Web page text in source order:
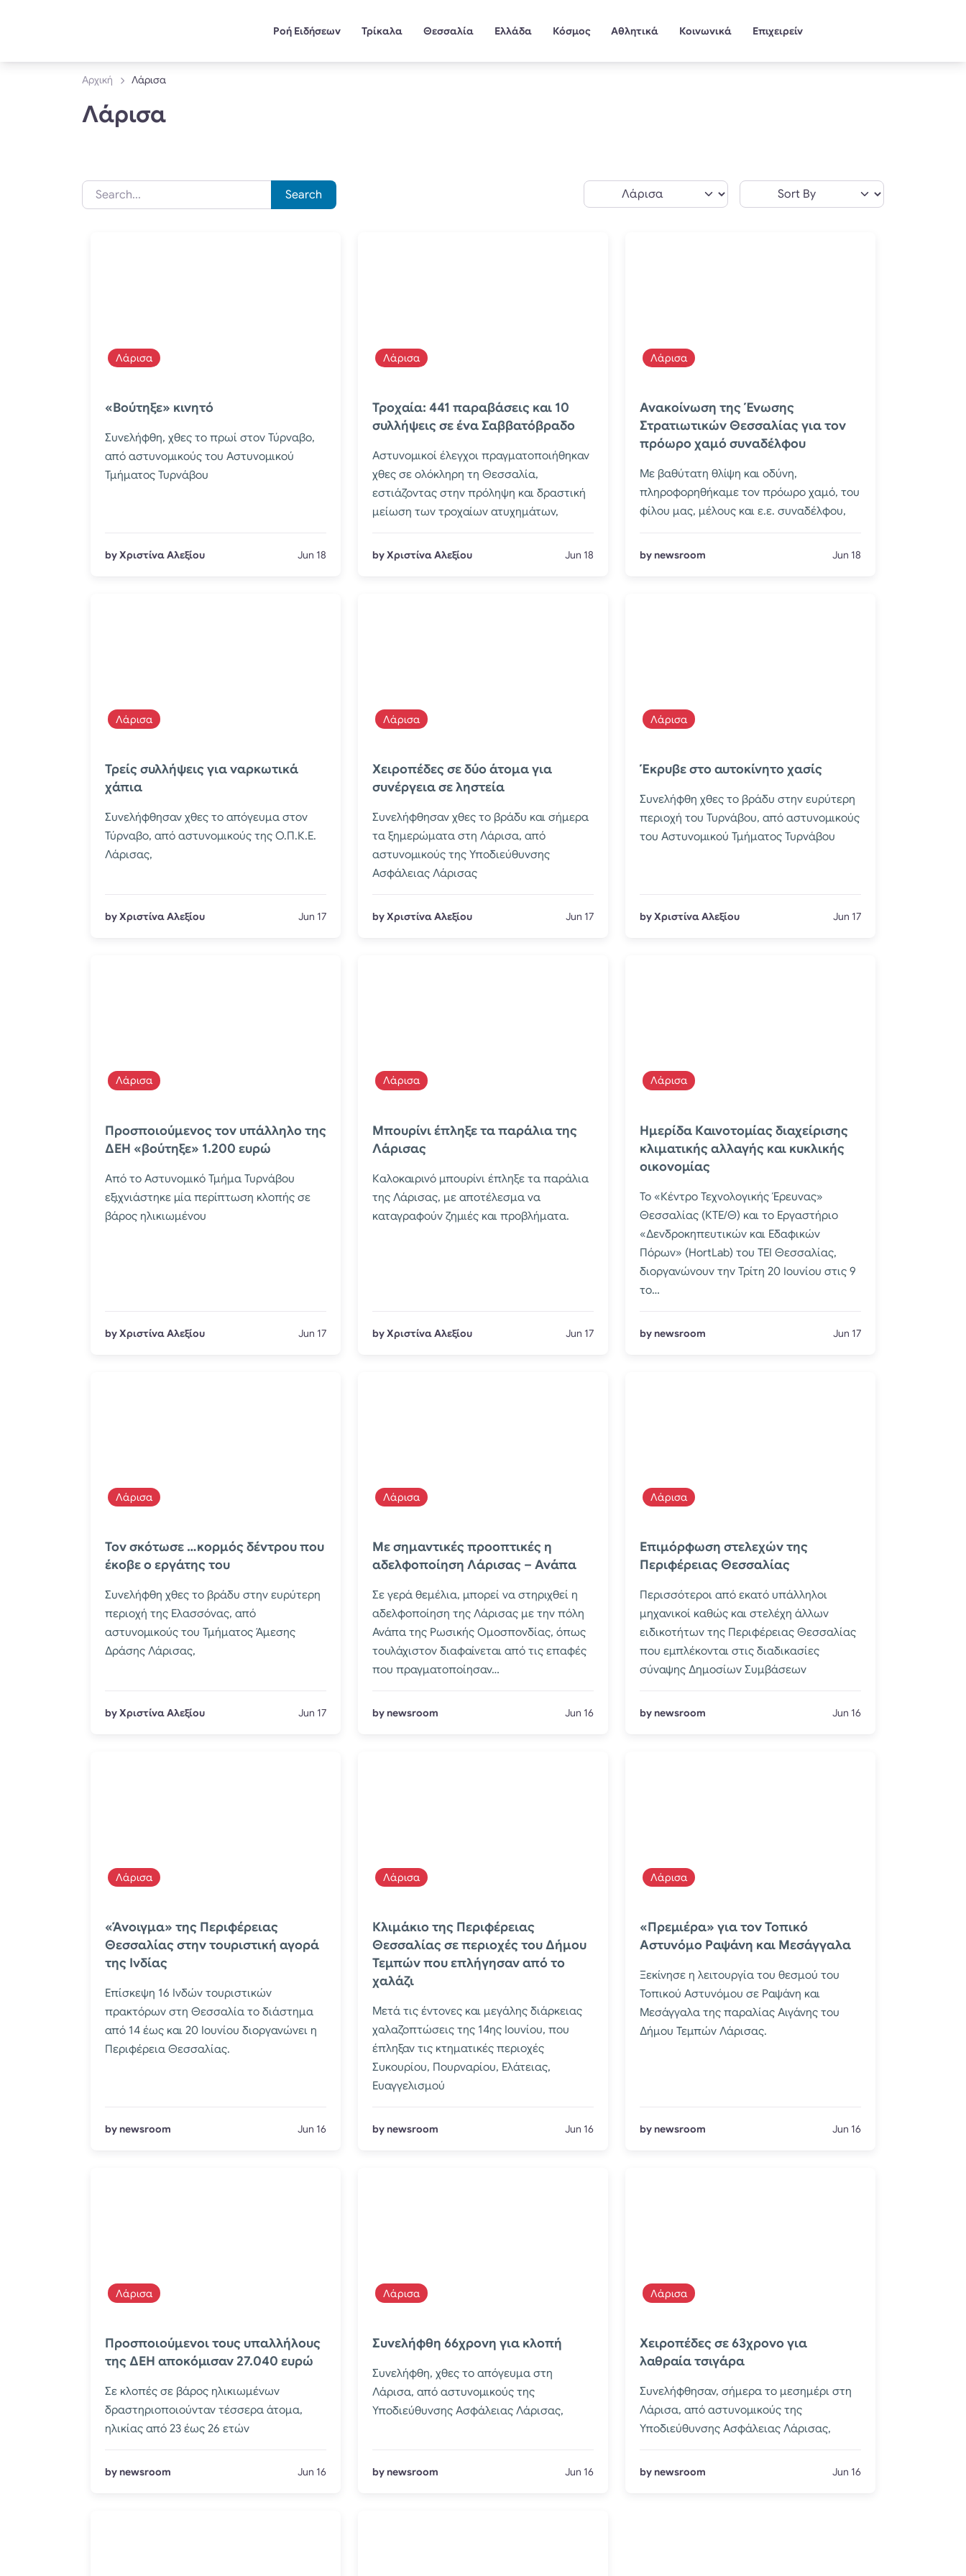
Ροή Ειδήσεων Τρίκαλα Θεσσαλία Ελλάδα Κόσμος Αθλητικά Κοινωνικά Επιχειρείν
Αρχική Λάρισα
Λάρισα
Search
Λάρισα
«Βούτηξε» κινητό
Συνελήφθη, χθες το πρωί στον Τύρναβο,
από αστυνομικούς του Αστυνομικού
Τμήματος Τυρνάβου
by Χριστίνα Αλεξίου Jun 18
Λάρισα
Τροχαία: 441 παραβάσεις και 10
συλλήψεις σε ένα Σαββατόβραδο
Αστυνομικοί έλεγχοι πραγματοποιήθηκαν
χθες σε ολόκληρη τη Θεσσαλία,
εστιάζοντας στην πρόληψη και δραστική
μείωση των τροχαίων ατυχημάτων,
by Χριστίνα Αλεξίου Jun 18
Λάρισα
Ανακοίνωση της Ένωσης
Στρατιωτικών Θεσσαλίας για τον
πρόωρο χαμό συναδέλφου
Με βαθύτατη θλίψη και οδύνη,
πληροφορηθήκαμε τον πρόωρο χαμό, του
φίλου μας, μέλους και ε.ε. συναδέλφου,
by newsroom Jun 18
Λάρισα
Τρείς συλλήψεις για ναρκωτικά
χάπια
Συνελήφθησαν χθες το απόγευμα στον
Τύρναβο, από αστυνομικούς της Ο.Π.Κ.Ε.
Λάρισας,
by Χριστίνα Αλεξίου Jun 17
Λάρισα
Χειροπέδες σε δύο άτομα για
συνέργεια σε ληστεία
Συνελήφθησαν χθες το βράδυ και σήμερα
τα ξημερώματα στη Λάρισα, από
αστυνομικούς της Υποδιεύθυνσης
Ασφάλειας Λάρισας
by Χριστίνα Αλεξίου Jun 17
Λάρισα
Έκρυβε στο αυτοκίνητο χασίς
Συνελήφθη χθες το βράδυ στην ευρύτερη
περιοχή του Τυρνάβου, από αστυνομικούς
του Αστυνομικού Τμήματος Τυρνάβου
by Χριστίνα Αλεξίου Jun 17
Λάρισα
Προσποιούμενος τον υπάλληλο της
ΔΕΗ «βούτηξε» 1.200 ευρώ
Από το Αστυνομικό Τμήμα Τυρνάβου
εξιχνιάστηκε μία περίπτωση κλοπής σε
βάρος ηλικιωμένου
by Χριστίνα Αλεξίου Jun 17
Λάρισα
Μπουρίνι έπληξε τα παράλια της
Λάρισας
Καλοκαιρινό μπουρίνι έπληξε τα παράλια
της Λάρισας, με αποτέλεσμα να
καταγραφούν ζημιές και προβλήματα.
by Χριστίνα Αλεξίου Jun 17
Λάρισα
Ημερίδα Καινοτομίας διαχείρισης
κλιματικής αλλαγής και κυκλικής
οικονομίας
Το «Κέντρο Τεχνολογικής Έρευνας»
Θεσσαλίας (ΚΤΕ/Θ) και το Εργαστήριο
«Δενδροκηπευτικών και Εδαφικών
Πόρων» (HortLab) του ΤΕΙ Θεσσαλίας,
διοργανώνουν την Τρίτη 20 Ιουνίου στις 9
το…
by newsroom Jun 17
Λάρισα
Τον σκότωσε …κορμός δέντρου που
έκοβε ο εργάτης του
Συνελήφθη χθες το βράδυ στην ευρύτερη
περιοχή της Ελασσόνας, από
αστυνομικούς του Τμήματος Άμεσης
Δράσης Λάρισας,
by Χριστίνα Αλεξίου Jun 17
Λάρισα
Με σημαντικές προοπτικές η
αδελφοποίηση Λάρισας – Ανάπα
Σε γερά θεμέλια, μπορεί να στηριχθεί η
αδελφοποίηση της Λάρισας με την πόλη
Ανάπα της Ρωσικής Ομοσπονδίας, όπως
τουλάχιστον διαφαίνεται από τις επαφές
που πραγματοποίησαν…
by newsroom Jun 16
Λάρισα
Επιμόρφωση στελεχών της
Περιφέρειας Θεσσαλίας
Περισσότεροι από εκατό υπάλληλοι
μηχανικοί καθώς και στελέχη άλλων
ειδικοτήτων της Περιφέρειας Θεσσαλίας
που εμπλέκονται στις διαδικασίες
σύναψης Δημοσίων Συμβάσεων
by newsroom Jun 16
Λάρισα
«Άνοιγμα» της Περιφέρειας
Θεσσαλίας στην τουριστική αγορά
της Ινδίας
Επίσκεψη 16 Ινδών τουριστικών
πρακτόρων στη Θεσσαλία το διάστημα
από 14 έως και 20 Ιουνίου διοργανώνει η
Περιφέρεια Θεσσαλίας.
by newsroom Jun 16
Λάρισα
Κλιμάκιο της Περιφέρειας
Θεσσαλίας σε περιοχές του Δήμου
Τεμπών που επλήγησαν από το
χαλάζι
Μετά τις έντονες και μεγάλης διάρκειας
χαλαζοπτώσεις της 14ης Ιουνίου, που
έπληξαν τις κτηματικές περιοχές
Συκουρίου, Πουρναρίου, Ελάτειας,
Ευαγγελισμού
by newsroom Jun 16
Λάρισα
«Πρεμιέρα» για τον Τοπικό
Αστυνόμο Ραψάνη και Μεσάγγαλα
Ξεκίνησε η λειτουργία του θεσμού του
Τοπικού Αστυνόμου σε Ραψάνη και
Μεσάγγαλα της παραλίας Αιγάνης του
Δήμου Τεμπών Λάρισας.
by newsroom Jun 16
Λάρισα
Προσποιούμενοι τους υπαλλήλους
της ΔΕΗ αποκόμισαν 27.040 ευρώ
Σε κλοπές σε βάρος ηλικιωμένων
δραστηριοποιούνταν τέσσερα άτομα,
ηλικίας από 23 έως 26 ετών
by newsroom Jun 16
Λάρισα
Συνελήφθη 66χρονη για κλοπή
Συνελήφθη, χθες το απόγευμα στη
Λάρισα, από αστυνομικούς της
Υποδιεύθυνσης Ασφάλειας Λάρισας,
by newsroom Jun 16
Λάρισα
Χειροπέδες σε 63χρονο για
λαθραία τσιγάρα
Συνελήφθησαν, σήμερα το μεσημέρι στη
Λάρισα, από αστυνομικούς της
Υποδιεύθυνσης Ασφάλειας Λάρισας,
by newsroom Jun 16